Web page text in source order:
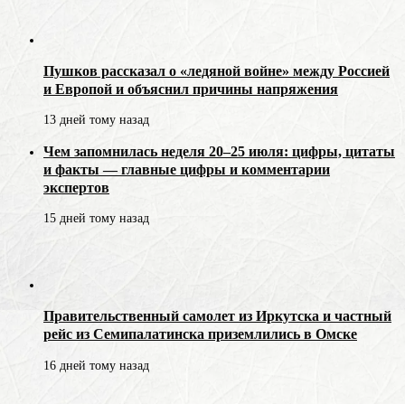
Пушков рассказал о «ледяной войне» между Россией
и Европой и объяснил причины напряжения
13 дней тому назад
Чем запомнилась неделя 20–25 июля: цифры, цитаты
и факты — главные цифры и комментарии
экспертов
15 дней тому назад
Правительственный самолет из Иркутска и частный
рейс из Семипалатинска приземлились в Омске
16 дней тому назад